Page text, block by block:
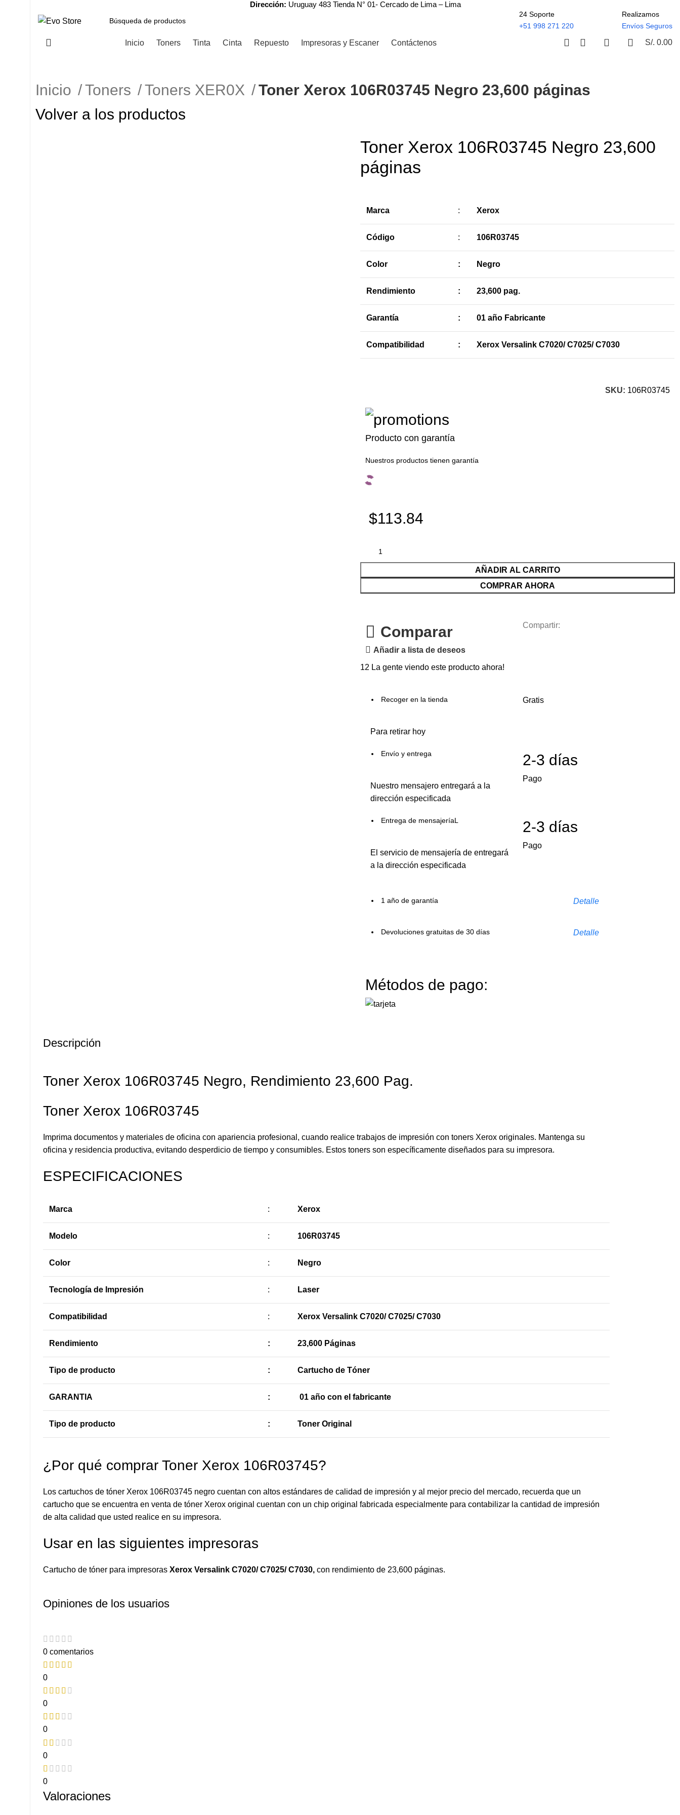
Dirección: Uruguay 483 Tienda N° 01- Cercado de Lima – Lima
24 Soporte
+51 998 271 220
Realizamos
Envíos Seguros
Inicio Toners Tinta Cinta Repuesto Impresoras y Escaner Contáctenos S/. 0.00
Inicio Toners Toners XER0X
Toner Xerox 106R03745 Negro 23,600 páginas
Volver a los productos
Toner Xerox 106R03745 Negro 23,600
páginas
Marca : Xerox
Código : 106R03745
Color : Negro
Rendimiento : 23,600 pag.
Garantía : 01 año Fabricante
Compatibilidad : Xerox Versalink C7020/ C7025/ C7030
SKU: 106R03745
Producto con garantía
Nuestros productos tienen garantía
$113.84
AÑADIR AL CARRITO
COMPRAR AHORA
Comparar
Añadir a lista de deseos
Compartir:
12 La gente viendo este producto ahora!
Recoger en la tienda
Para retirar hoy
Gratis
Envío y entrega
Nuestro mensajero entregará a la
dirección especificada
2-3 días
Pago
Entrega de mensajeríaL
El servicio de mensajería de entregará
a la dirección especificada
2-3 días
Pago
1 año de garantía Detalle
Devoluciones gratuitas de 30 días Detalle
Métodos de pago:
Descripción
Toner Xerox 106R03745 Negro, Rendimiento 23,600 Pag.
Toner Xerox 106R03745
Imprima documentos y materiales de oficina con apariencia profesional, cuando realice trabajos de impresión con toners Xerox originales. Mantenga su
oficina y residencia productiva, evitando desperdicio de tiempo y consumibles. Estos toners son específicamente diseñados para su impresora.
ESPECIFICACIONES
Marca : Xerox
Modelo : 106R03745
Color : Negro
Tecnología de Impresión : Laser
Compatibilidad : Xerox Versalink C7020/ C7025/ C7030
Rendimiento : 23,600 Páginas
Tipo de producto : Cartucho de Tóner
GARANTIA : 01 año con el fabricante
Tipo de producto : Toner Original
¿Por qué comprar Toner Xerox 106R03745?
Los cartuchos de tóner Xerox 106R03745 negro cuentan con altos estándares de calidad de impresión y al mejor precio del mercado, recuerda que un
cartucho que se encuentra en venta de tóner Xerox original cuentan con un chip original fabricada especialmente para contabilizar la cantidad de impresión
de alta calidad que usted realice en su impresora.
Usar en las siguientes impresoras
Cartucho de tóner para impresoras Xerox Versalink C7020/ C7025/ C7030, con rendimiento de 23,600 páginas.
Opiniones de los usuarios
0 comentarios
0
0
0
0
0
Valoraciones